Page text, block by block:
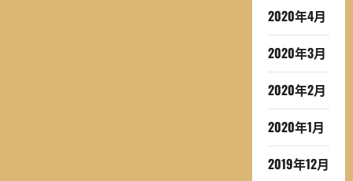
2020年4月
2020年3月
2020年2月
2020年1月
2019年12月